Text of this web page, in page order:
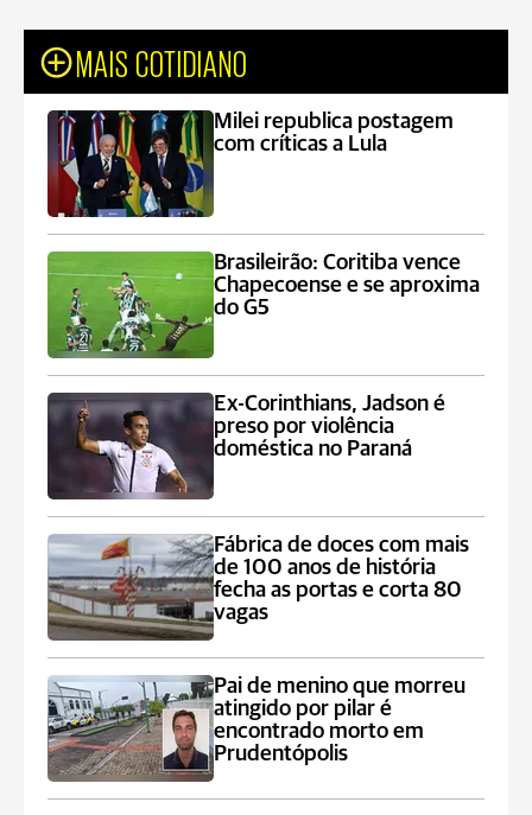
MAIS COTIDIANO
Milei republica postagem
com críticas a Lula
Brasileirão: Coritiba vence
Chapecoense e se aproxima
do G5
Ex-Corinthians, Jadson é
preso por violência
doméstica no Paraná
Fábrica de doces com mais
de 100 anos de história
fecha as portas e corta 80
vagas
Pai de menino que morreu
atingido por pilar é
encontrado morto em
Prudentópolis